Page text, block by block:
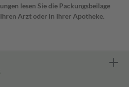
lesen Sie die Packungsbeilage
Arzt oder in Ihrer Apotheke.